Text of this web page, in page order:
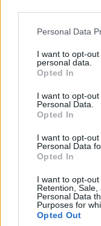
This information
disclose it to other
Please note that
services and may
not limited to your
grant or deny
consent section.
Personal Data
I want to opt-
personal data.
Opted In
I want to opt-
Personal Data.
Opted In
I want to opt-
Personal Data
Opted In
I want to opt-out
Retention,
Personal Data
Purposes for
Opted Out
GUIDE PER VIAGGIATORI
Non solo Scala